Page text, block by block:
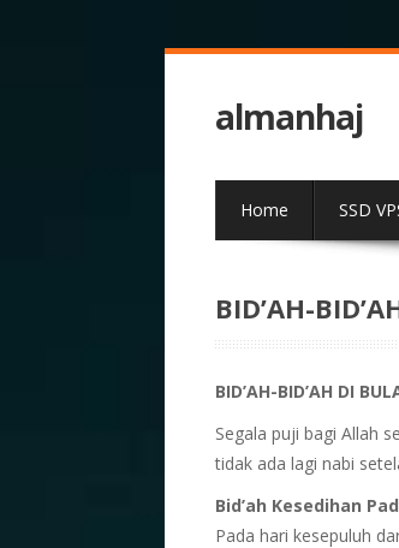
almanhaj
Home SSD
BID’AH-
BID’AH-BID’AH DI
Segala puji bagi Allah
tidak ada lagi nabi
Bid’ah Kesedihan
Pada hari kesepuluh